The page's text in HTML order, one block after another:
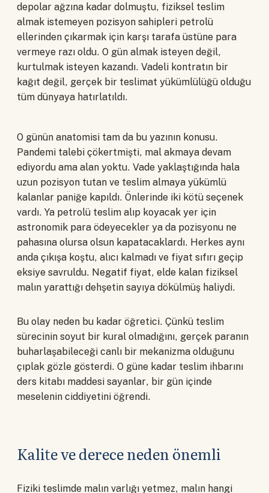
depolar ağzına kadar dolmuştu, fiziksel teslim
almak istemeyen pozisyon sahipleri petrolü
ellerinden çıkarmak için karşı tarafa üstüne para
vermeye razı oldu. O gün almak isteyen değil,
kurtulmak isteyen kazandı. Vadeli kontratın bir
kağıt değil, gerçek bir teslimat yükümlülüğü olduğu
tüm dünyaya hatırlatıldı.
O günün anatomisi tam da bu yazının konusu.
Pandemi talebi çökertmişti, mal akmaya devam
ediyordu ama alan yoktu. Vade yaklaştığında hala
uzun pozisyon tutan ve teslim almaya yükümlü
kalanlar paniğe kapıldı. Önlerinde iki kötü seçenek
vardı. Ya petrolü teslim alıp koyacak yer için
astronomik para ödeyecekler ya da pozisyonu ne
pahasına olursa olsun kapatacaklardı. Herkes aynı
anda çıkışa koştu, alıcı kalmadı ve fiyat sıfırı geçip
eksiye savruldu. Negatif fiyat, elde kalan fiziksel
malın yarattığı dehşetin sayıya dökülmüş haliydi.
Bu olay neden bu kadar öğretici. Çünkü teslim
sürecinin soyut bir kural olmadığını, gerçek paranın
buharlaşabileceği canlı bir mekanizma olduğunu
çıplak gözle gösterdi. O güne kadar teslim ihbarını
ders kitabı maddesi sayanlar, bir gün içinde
meselenin ciddiyetini öğrendi.
Kalite ve derece neden önemli
Fiziki teslimde malın varlığı yetmez, malın hangi